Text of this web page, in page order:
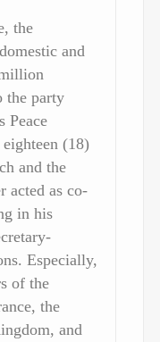
the
and
the party
Peace
(18)
and the
acted as co-
in his
Especially,
of the
the
and